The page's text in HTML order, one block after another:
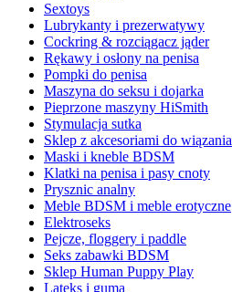
Sextoys
Lubrykanty i prezerwatywy
Cockring & rozciągacz jąder
Rękawy i osłony na penisa
Pompki do penisa
Maszyna do seksu i dojarka
Pieprzone maszyny HiSmith
Stymulacja sutka
Sklep z akcesoriami do wiązania
Maski i kneble BDSM
Klatki na penisa i pasy cnoty
Prysznic analny
Meble BDSM i meble erotyczne
Elektroseks
Pejcze, floggery i paddle
Seks zabawki BDSM
Sklep Human Puppy Play
Lateks i guma